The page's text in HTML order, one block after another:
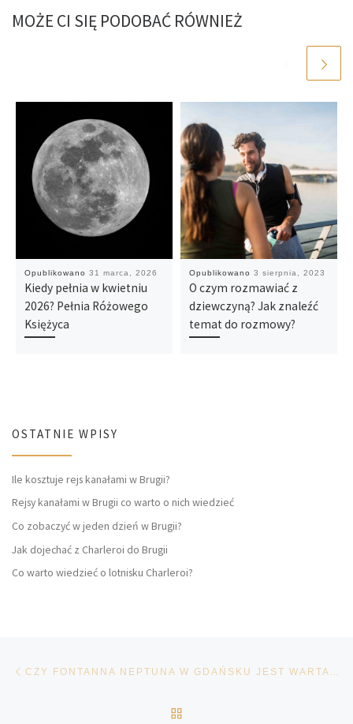
MOŻE CI SIĘ PODOBAĆ RÓWNIEŻ
Opublikowano31 marca, 2026
Kiedy pełnia w kwietniu
2026? Pełnia Różowego
Księżyca
Opublikowano3 sierpnia, 2023
O czym rozmawiać z
dziewczyną? Jak znaleźć
temat do rozmowy?
OSTATNIE WPISY
Ile kosztuje rejs kanałami w Brugii?
Rejsy kanałami w Brugii co warto o nich wiedzieć
Co zobaczyć w jeden dzień w Brugii?
Jak dojechać z Charleroi do Brugii
Co warto wiedzieć o lotnisku Charleroi?